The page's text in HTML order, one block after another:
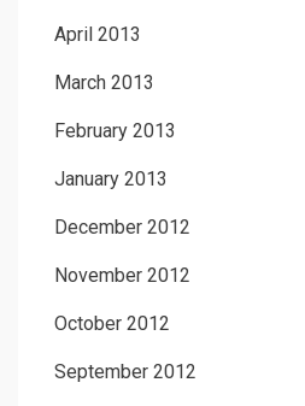
April 2013
March 2013
February 2013
January 2013
December 2012
November 2012
October 2012
September 2012